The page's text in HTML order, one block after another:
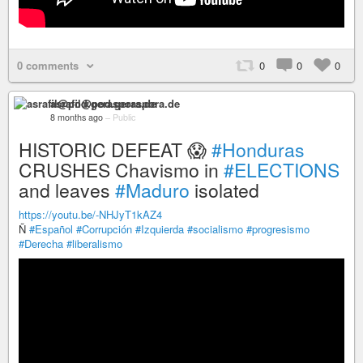
0 comments 0 0 0
asrafil@pod.geraspora.de
8 months ago – Public
HISTORIC DEFEAT 😱#Honduras
CRUSHES Chavismo in #ELECTIONS
and leaves #Maduro isolated
https://youtu.be/-NHJyT1kAZ4
Ñ #Español #Corrupción #Izquierda #socialismo #progresismo
#Derecha #liberalismo